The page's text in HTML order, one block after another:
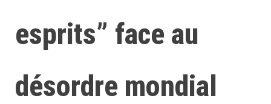
esprits” face au
désordre mondial